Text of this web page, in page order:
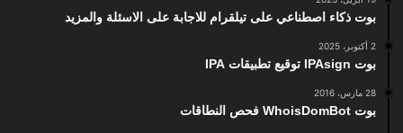
بوت ذكاء اصطناعي على تيلقرام للاجابة على الاسئلة والمزيد
2 أكتوبر، 2025
بوت IPAsign توقيع تطبيقات IPA
28 مارس، 2016
بوت WhoisDomBot فحص النطاقات